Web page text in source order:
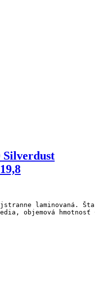
Silverdust
laminovaná.
objemová